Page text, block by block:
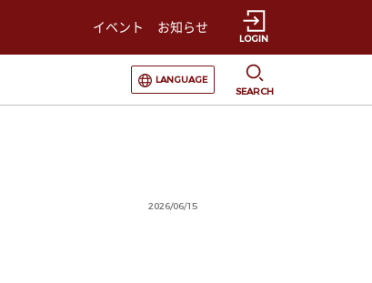
イベント お知らせ
LOGIN
選択すると言語の切替が発生します
LANGUAGE
SEARCH
2026/06/15